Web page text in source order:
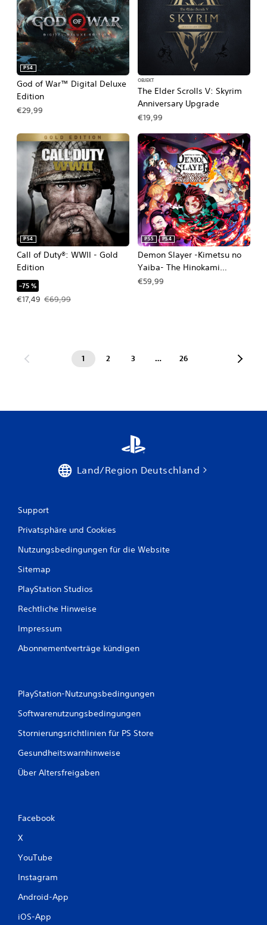
God of War™ Digital Deluxe
Edition
PS4
€29,99
The Elder Scrolls V: Skyrim
Anniversary Upgrade
OBJEKT
€19,99
Call of Duty®: WWII - Gold
Edition
PS4
–75 %
€17,49
Angebotspreis: €17,49 Ursprünglicher Preis: €69,99
€69,99
Demon Slayer -Kimetsu no
Yaiba- The Hinokami
Chronicles PS4 & PS5
PS5 PS4
€59,99
1 2 3 … 26
Land/Region Deutschland
Support
Privatsphäre und Cookies
Nutzungsbedingungen für die Website
Sitemap
PlayStation Studios
Rechtliche Hinweise
Impressum
Abonnementverträge kündigen
PlayStation-Nutzungsbedingungen
Softwarenutzungsbedingungen
Stornierungsrichtlinien für PS Store
Gesundheitswarnhinweise
Über Altersfreigaben
Facebook
X
YouTube
Instagram
Android-App
iOS-App